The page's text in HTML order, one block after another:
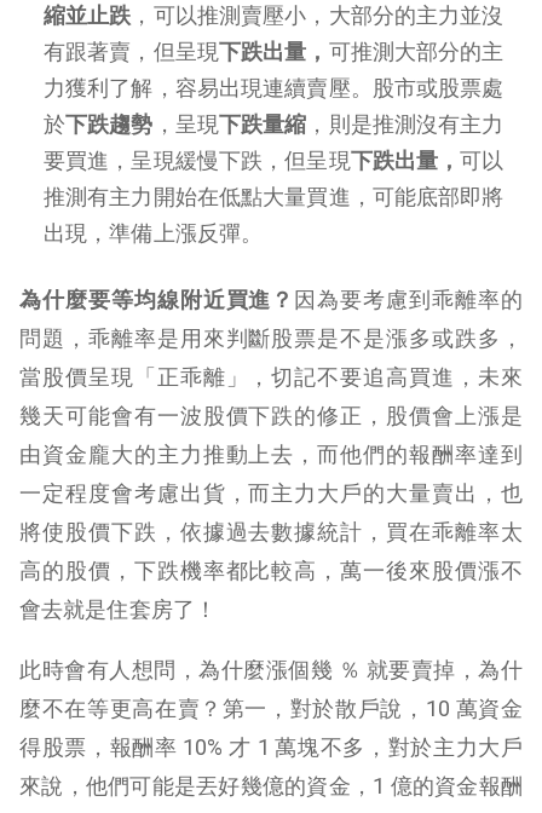
縮並止跌 ，可以推測賣壓小，大部分的主力並沒
有跟著賣，但呈現下跌出量， 可推測大部分的主
力獲利了解，容易出現連續賣壓。股市或股票處
於下跌趨勢 ，呈現下跌量縮 ，則是推測沒有主力
要買進，呈現緩慢下跌，但呈現下跌出量，可以
推測有主力開始在低點大量買進，可能底部即將
出現，準備上漲反彈。
為什麼要等均線附近買進？ 因為要考慮到乖離率的
問題，乖離率是用來判斷股票是不是漲多或跌多，
當股價呈現「正乖離」，切記不要追高買進，未來
幾天可能會有一波股價下跌的修正，股價會上漲是
由資金龐大的主力推動上去，而他們的報酬率達到
一定程度會考慮出貨，而主力大戶的大量賣出，也
將使股價下跌，依據過去數據統計，買在乖離率太
高的股價，下跌機率都比較高，萬一後來股價漲不
會去就是住套房了！
此時會有人想問，為什麼漲個幾 ％ 就要賣掉，為什
麼不在等更高在賣？第一，對於散戶說，10 萬資金
得股票，報酬率 10% 才 1 萬塊不多，對於主力大戶
來說，他們可能是丟好幾億的資金，1 億的資金報酬